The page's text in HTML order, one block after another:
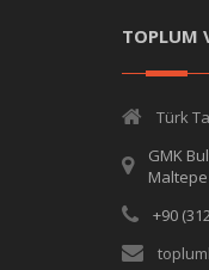
TOPLUM
Türk
GMK
Maltepe
+90